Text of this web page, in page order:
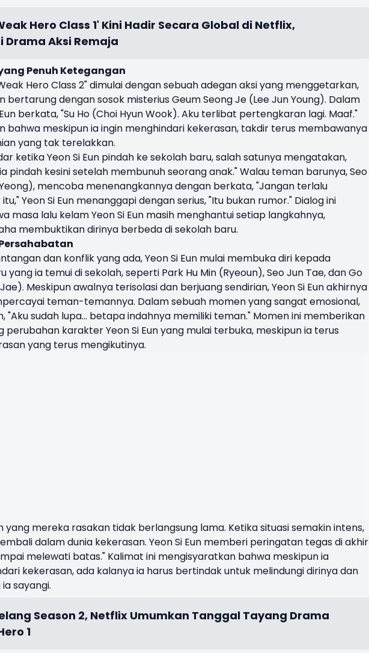
Hero Class 1' Kini Hadir Secara Global di Netflix,
Drama Aksi Remaja
Penuh Ketegangan
Hero Class 2" dimulai dengan sebuah adegan aksi yang menggetarkan,
bertarung dengan sosok misterius Geum Seong Je (Lee Jun Young). Dalam
berkata, "Su Ho (Choi Hyun Wook). Aku terlibat pertengkaran lagi. Maaf."
bahwa meskipun ia ingin menghindari kekerasan, takdir terus membawanya
yang tak terelakkan.
ketika Yeon Si Eun pindah ke sekolah baru, salah satunya mengatakan,
pindah kesini setelah membunuh seorang anak." Walau teman barunya, Seo
mencoba menenangkannya dengan berkata, "Jangan terlalu
Yeon Si Eun menanggapi dengan serius, "Itu bukan rumor." Dialog ini
masa lalu kelam Yeon Si Eun masih menghantui setiap langkahnya,
membuktikan dirinya berbeda di sekolah baru.
dan konflik yang ada, Yeon Si Eun mulai membuka diri kepada
ia temui di sekolah, seperti Park Hu Min (Ryeoun), Seo Jun Tae, dan Go
Meskipun awalnya terisolasi dan berjuang sendirian, Yeon Si Eun akhirnya
teman-temannya. Dalam sebuah momen yang sangat emosional,
"Aku sudah lupa... betapa indahnya memiliki teman." Momen ini memberikan
karakter Yeon Si Eun yang mulai terbuka, meskipun ia terus
yang terus mengikutinya.
yang mereka rasakan tidak berlangsung lama. Ketika situasi semakin intens,
dalam dunia kekerasan. Yeon Si Eun memberi peringatan tegas di akhir
melewati batas." Kalimat ini mengisyaratkan bahwa meskipun ia
kekerasan, ada kalanya ia harus bertindak untuk melindungi dirinya dan
sayangi.
Season 2, Netflix Umumkan Tanggal Tayang Drama
1